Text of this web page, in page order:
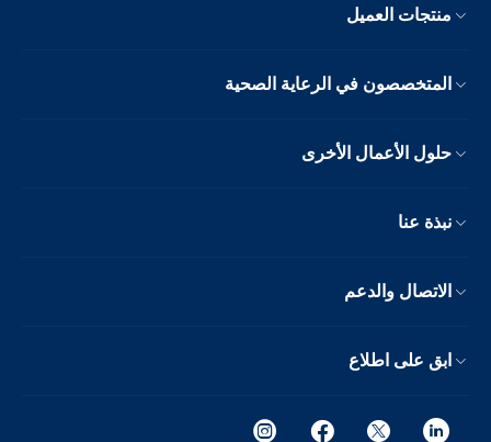
منتجات العميل
المتخصصون في الرعاية الصحية
حلول الأعمال الأخرى
نبذة عنا
الاتصال والدعم
ابق على اطلاع